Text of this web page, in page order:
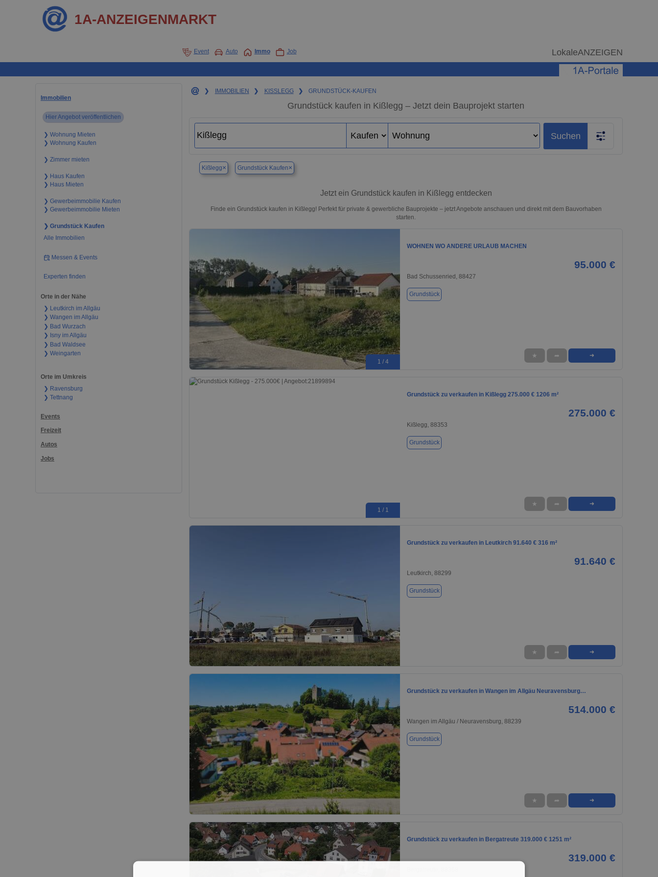
1A-ANZEIGENMARKT
Event Auto Immo Job LokaleANZEIGEN
Immobilien
Hier Angebot veröffentlichen
❯ Wohnung Mieten
❯ Wohnung Kaufen
❯ Zimmer mieten
❯ Haus Kaufen
❯ Haus Mieten
❯ Gewerbeimmobilie Kaufen
❯ Gewerbeimmobilie Mieten
❯ Grundstück Kaufen
Alle Immobilien
Messen & Events
Experten finden
Orte in der Nähe
❯ Leutkirch im Allgäu
❯ Wangen im Allgäu
❯ Bad Wurzach
❯ Isny im Allgäu
❯ Bad Waldsee
❯ Weingarten
Orte im Umkreis
❯ Ravensburg
❯ Tettnang
Events
Freizeit
Autos
Jobs
❯ IMMOBILIEN ❯ KISSLEGG ❯ GRUNDSTÜCK-KAUFEN
Grundstück kaufen in Kißlegg – Jetzt dein Bauprojekt starten
Suchen
Kißlegg× Grundstück Kaufen×
Jetzt ein Grundstück kaufen in Kißlegg entdecken
Finde ein Grundstück kaufen in Kißlegg! Perfekt für private & gewerbliche Bauprojekte – jetzt Angebote anschauen und direkt mit dem Bauvorhaben
starten.
1 / 4
WOHNEN WO ANDERE URLAUB MACHEN
95.000 €
Bad Schussenried, 88427
Grundstück
★ ➦ ➜
1 / 1
Grundstück zu verkaufen in Kißlegg 275.000 € 1206 m²
275.000 €
Kißlegg, 88353
Grundstück
★ ➦ ➜
1 / 1
Grundstück zu verkaufen in Leutkirch 91.640 € 316 m²
91.640 €
Leutkirch, 88299
Grundstück
★ ➦ ➜
Grundstück zu verkaufen in Wangen im Allgäu Neuravensburg…
514.000 €
Wangen im Allgäu / Neuravensburg, 88239
Grundstück
★ ➦ ➜
Grundstück zu verkaufen in Bergatreute 319.000 € 1251 m²
319.000 €